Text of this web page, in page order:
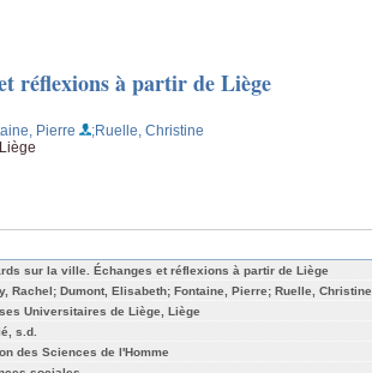
réflexions à partir de Liège
Pierre
;Ruelle, Christine
sur la ville. Échanges et réflexions à partir de Liège
Rachel; Dumont, Elisabeth; Fontaine, Pierre; Ruelle, Christine
Universitaires de Liège, Liège
s.d.
des Sciences de l'Homme